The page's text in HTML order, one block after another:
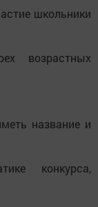
школьники
возрастных
название и
конкурса,